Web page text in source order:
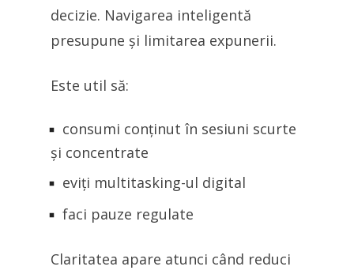
decizie. Navigarea inteligentă
presupune și limitarea expunerii.
Este util să:
consumi conținut în sesiuni scurte
și concentrate
eviți multitasking-ul digital
faci pauze regulate
Claritatea apare atunci când reduci